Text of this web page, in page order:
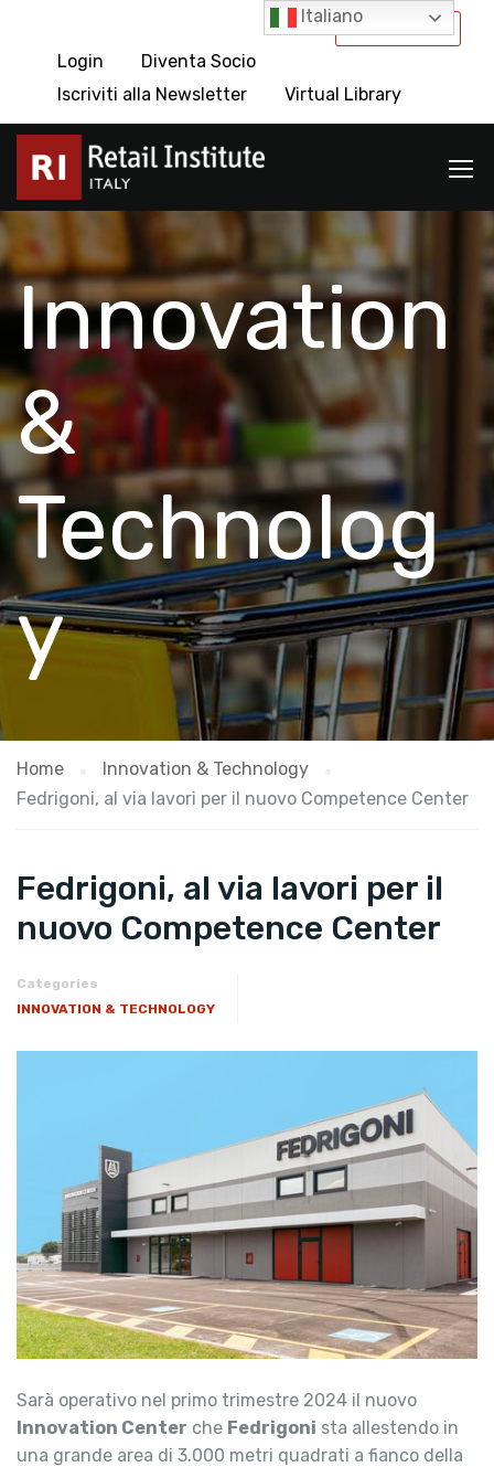
International
Login
Diventa Socio
Iscriviti alla Newsletter
Virtual Library
Innovation
&
Technolog
y
Home
Innovation & Technology
Fedrigoni, al via lavori per il nuovo Competence Center
Fedrigoni, al via lavori per il
nuovo Competence Center
Categories
INNOVATION & TECHNOLOGY
Sarà operativo nel primo trimestre 2024 il nuovo
Innovation Center che Fedrigoni sta allestendo in
una grande area di 3.000 metri quadrati a fianco della
Italiano